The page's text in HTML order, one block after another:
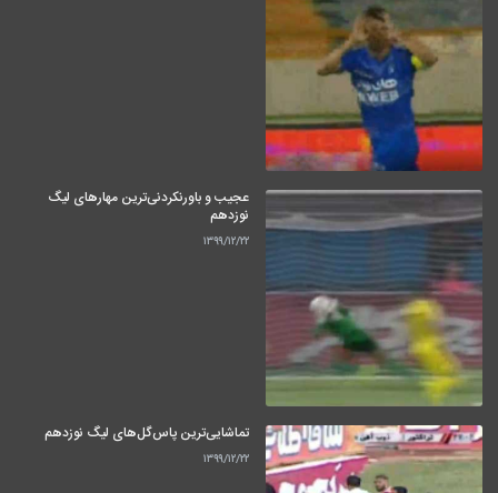
عجیب و باورنکردنی‌ترین مهارهای لیگ
نوزدهم
۱۳۹۹/۱۲/۲۲
تماشایی‌ترین پاس‌گل‌های لیگ نوزدهم
۱۳۹۹/۱۲/۲۲